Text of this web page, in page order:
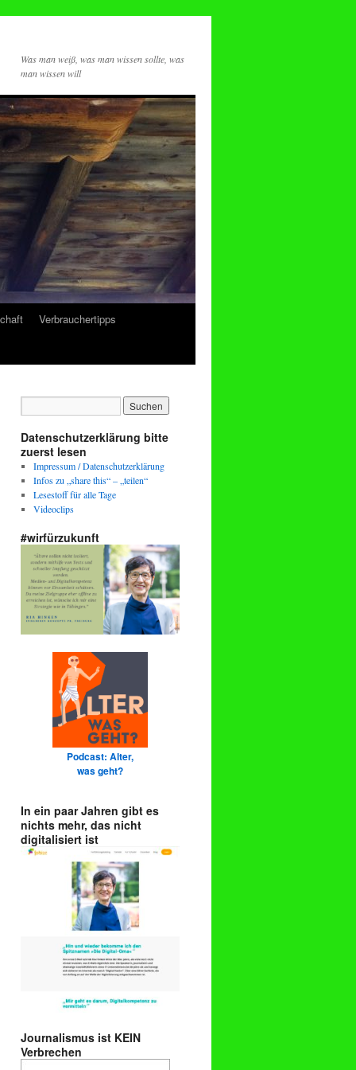
Was man weiß, was man wissen sollte, was
man wissen will
Verbrauchertipps
Datenschutzerklärung bitte
zuerst lesen
Impressum / Datenschutzerklärung
Infos zu „share this“ – „teilen“
Lesestoff für alle Tage
Videoclips
#wirfürzukunft
Podcast: Alter,
was geht?
In ein paar Jahren gibt es
nichts mehr, das nicht
digitalisiert ist
Journalismus ist KEIN
Verbrechen